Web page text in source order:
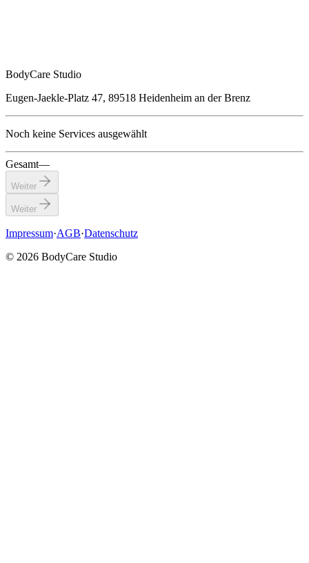
BodyCare Studio
Eugen-Jaekle-Platz 47, 89518 Heidenheim an der Brenz
Noch keine Services ausgewählt
Gesamt—
Weiter
Weiter
Impressum·AGB·Datenschutz
© 2026 BodyCare Studio